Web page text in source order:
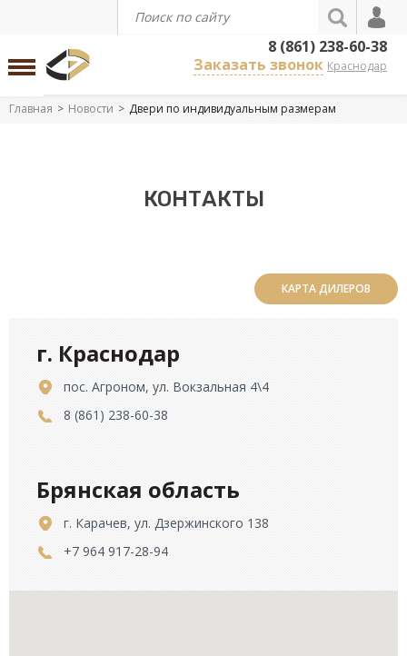
8 (861) 238-60-38
Заказать звонок Краснодар
Главная Новости Двери по индивидуальным размерам
КОНТАКТЫ
КАРТА ДИЛЕРОВ
г. Краснодар
пос. Агроном, ул. Вокзальная 4\4
8 (861) 238-60-38
Брянская область
г. Карачев, ул. Дзержинского 138
+7 964 917-28-94